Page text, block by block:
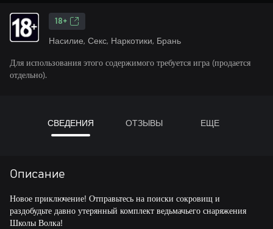
18+
Насилие, Секс, Наркотики, Брань
Для использования этого содержимого требуется игра (продается
отдельно).
СВЕДЕНИЯ ОТЗЫВЫ ЕЩЕ
Описание
Новое приключение! Отправьтесь на поиски сокровищ и
раздобудьте давно утерянный комплект ведьмачьего снаряжения
Школы Волка!